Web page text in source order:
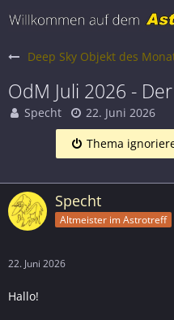
Deep Sky Objekt des
OdM Juli 2026 -
Specht
22. Juni 2026
Thema
Specht
Altmeister im Astrotreff
22. Juni 2026
Hallo!